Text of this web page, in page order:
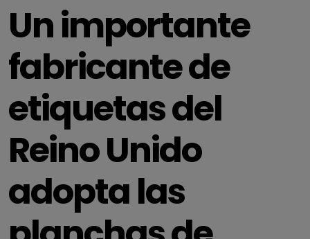
Un importante
fabricante de
etiquetas del
Reino Unido
adopta las